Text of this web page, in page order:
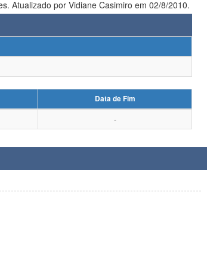
Atualizado por Vidiane Casimiro em 02/8/2010.
Data de Fim
-